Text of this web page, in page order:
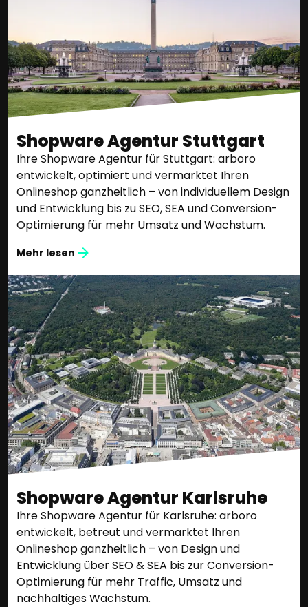
Shopware Agentur Stuttgart
Ihre Shopware Agentur für Stuttgart: arboro
entwickelt, optimiert und vermarktet Ihren
Onlineshop ganzheitlich – von individuellem Design
und Entwicklung bis zu SEO, SEA und Conversion-
Optimierung für mehr Umsatz und Wachstum.
Mehr lesen
Shopware Agentur Karlsruhe
Ihre Shopware Agentur für Karlsruhe: arboro
entwickelt, betreut und vermarktet Ihren
Onlineshop ganzheitlich – von Design und
Entwicklung über SEO & SEA bis zur Conversion-
Optimierung für mehr Traffic, Umsatz und
nachhaltiges Wachstum.